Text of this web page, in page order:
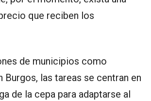
que reciben los
de municipios como
Burgos, las tareas se centran en
de la cepa para adaptarse al